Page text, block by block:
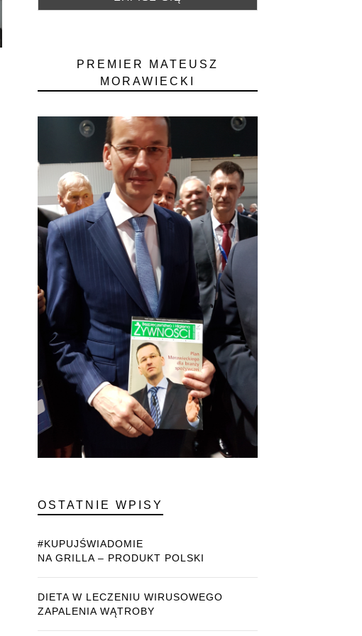
PREMIER MATEUSZ
MORAWIECKI
OSTATNIE WPISY
#KUPUJŚWIADOMIE
NA GRILLA – PRODUKT POLSKI
DIETA W LECZENIU WIRUSOWEGO
ZAPALENIA WĄTROBY